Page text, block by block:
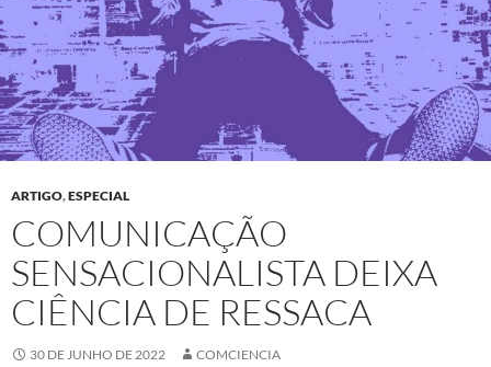
ARTIGO,ESPECIAL
COMUNICAÇÃO
SENSACIONALISTA DEIXA
CIÊNCIA DE RESSACA
30 DE JUNHO DE 2022 COMCIENCIA